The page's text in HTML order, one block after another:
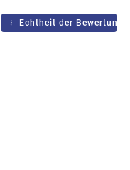
Echtheit der Bewertungen